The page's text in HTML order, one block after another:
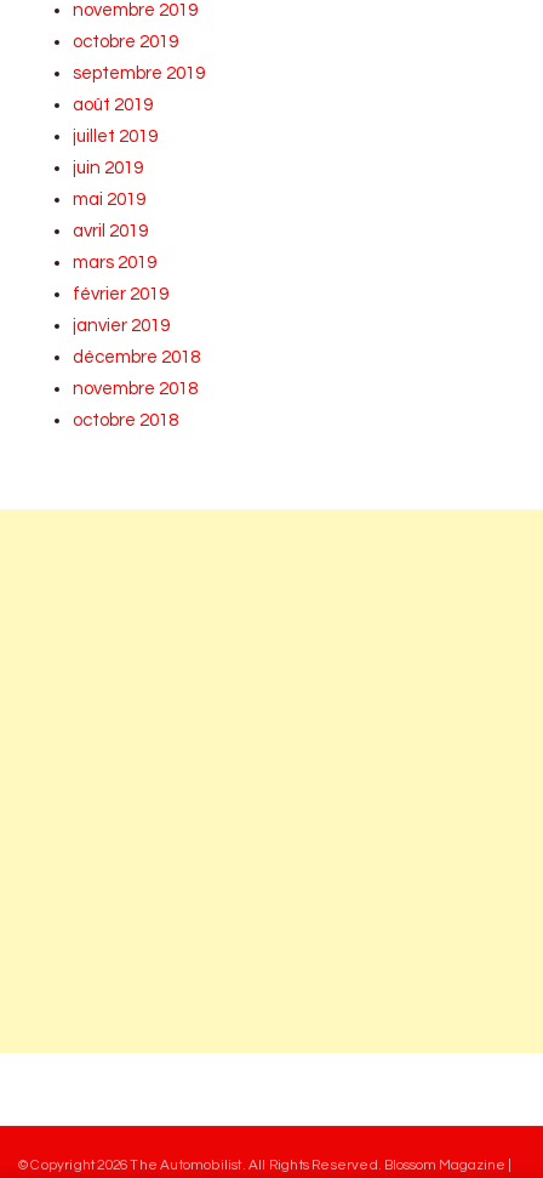
novembre 2019
octobre 2019
septembre 2019
août 2019
juillet 2019
juin 2019
mai 2019
avril 2019
mars 2019
février 2019
janvier 2019
décembre 2018
novembre 2018
octobre 2018
© Copyright 2026The Automobilist. All Rights Reserved. Blossom Magazine |